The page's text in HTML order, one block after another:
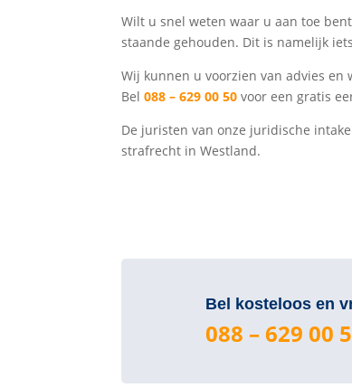
Wilt u snel weten waar u aan toe
staande gehouden. Dit is namelijk
Wij kunnen u voorzien van advies
Bel088 – 629 00 50 voor een gratis
De juristen van onze juridische
strafrecht in Westland.
Bel kosteloos en
088 – 629 00